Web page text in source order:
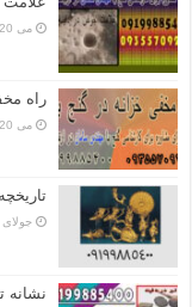
می 20, 2026
راه
می 20, 2026
جولای 13, 2025
نشانه